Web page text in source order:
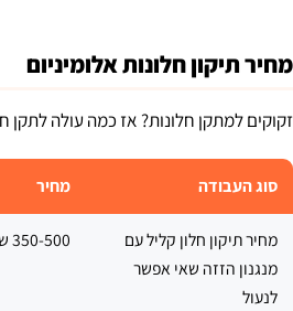
מחיר תיקון חלונות אלומיניום
זקוקים למתקן חלונות? אז כמה עולה לתקן
סוג העבודה מחיר
מחיר תיקון חלון קליל עם
מנגנון הזזה שאי אפשר
לנעול
350-500 ש"ח